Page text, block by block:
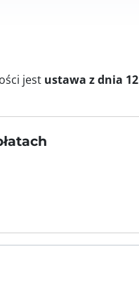
jest ustawa z dnia 12